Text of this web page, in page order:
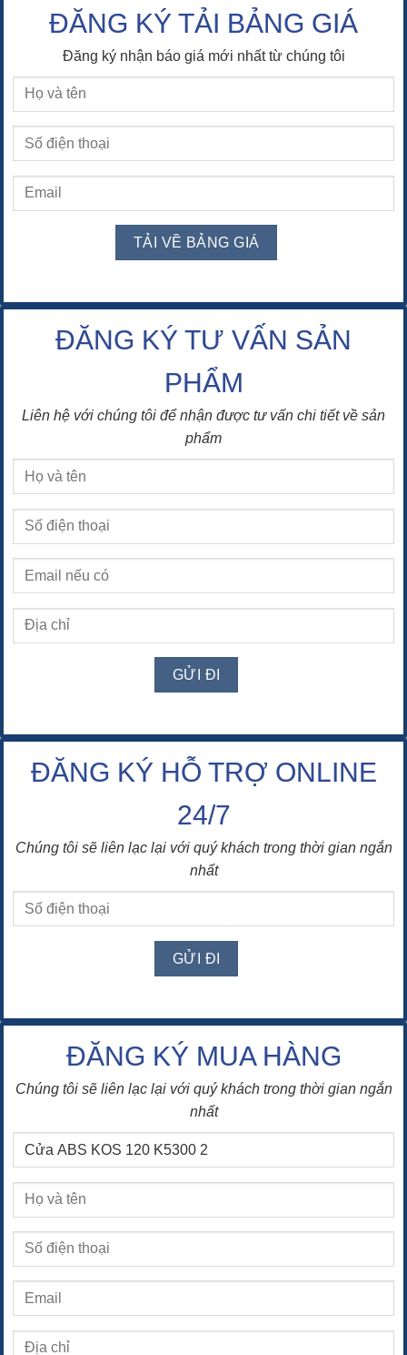
ĐĂNG KÝ TẢI BẢNG GIÁ
Đăng ký nhận báo giá mới nhất từ chúng tôi
ĐĂNG KÝ TƯ VẤN SẢN
PHẨM
Liên hệ với chúng tôi để nhận được tư vấn chi tiết về sản
phẩm
ĐĂNG KÝ HỖ TRỢ ONLINE
24/7
Chúng tôi sẽ liên lạc lại với quý khách trong thời gian ngắn
nhất
ĐĂNG KÝ MUA HÀNG
Chúng tôi sẽ liên lạc lại với quý khách trong thời gian ngắn
nhất